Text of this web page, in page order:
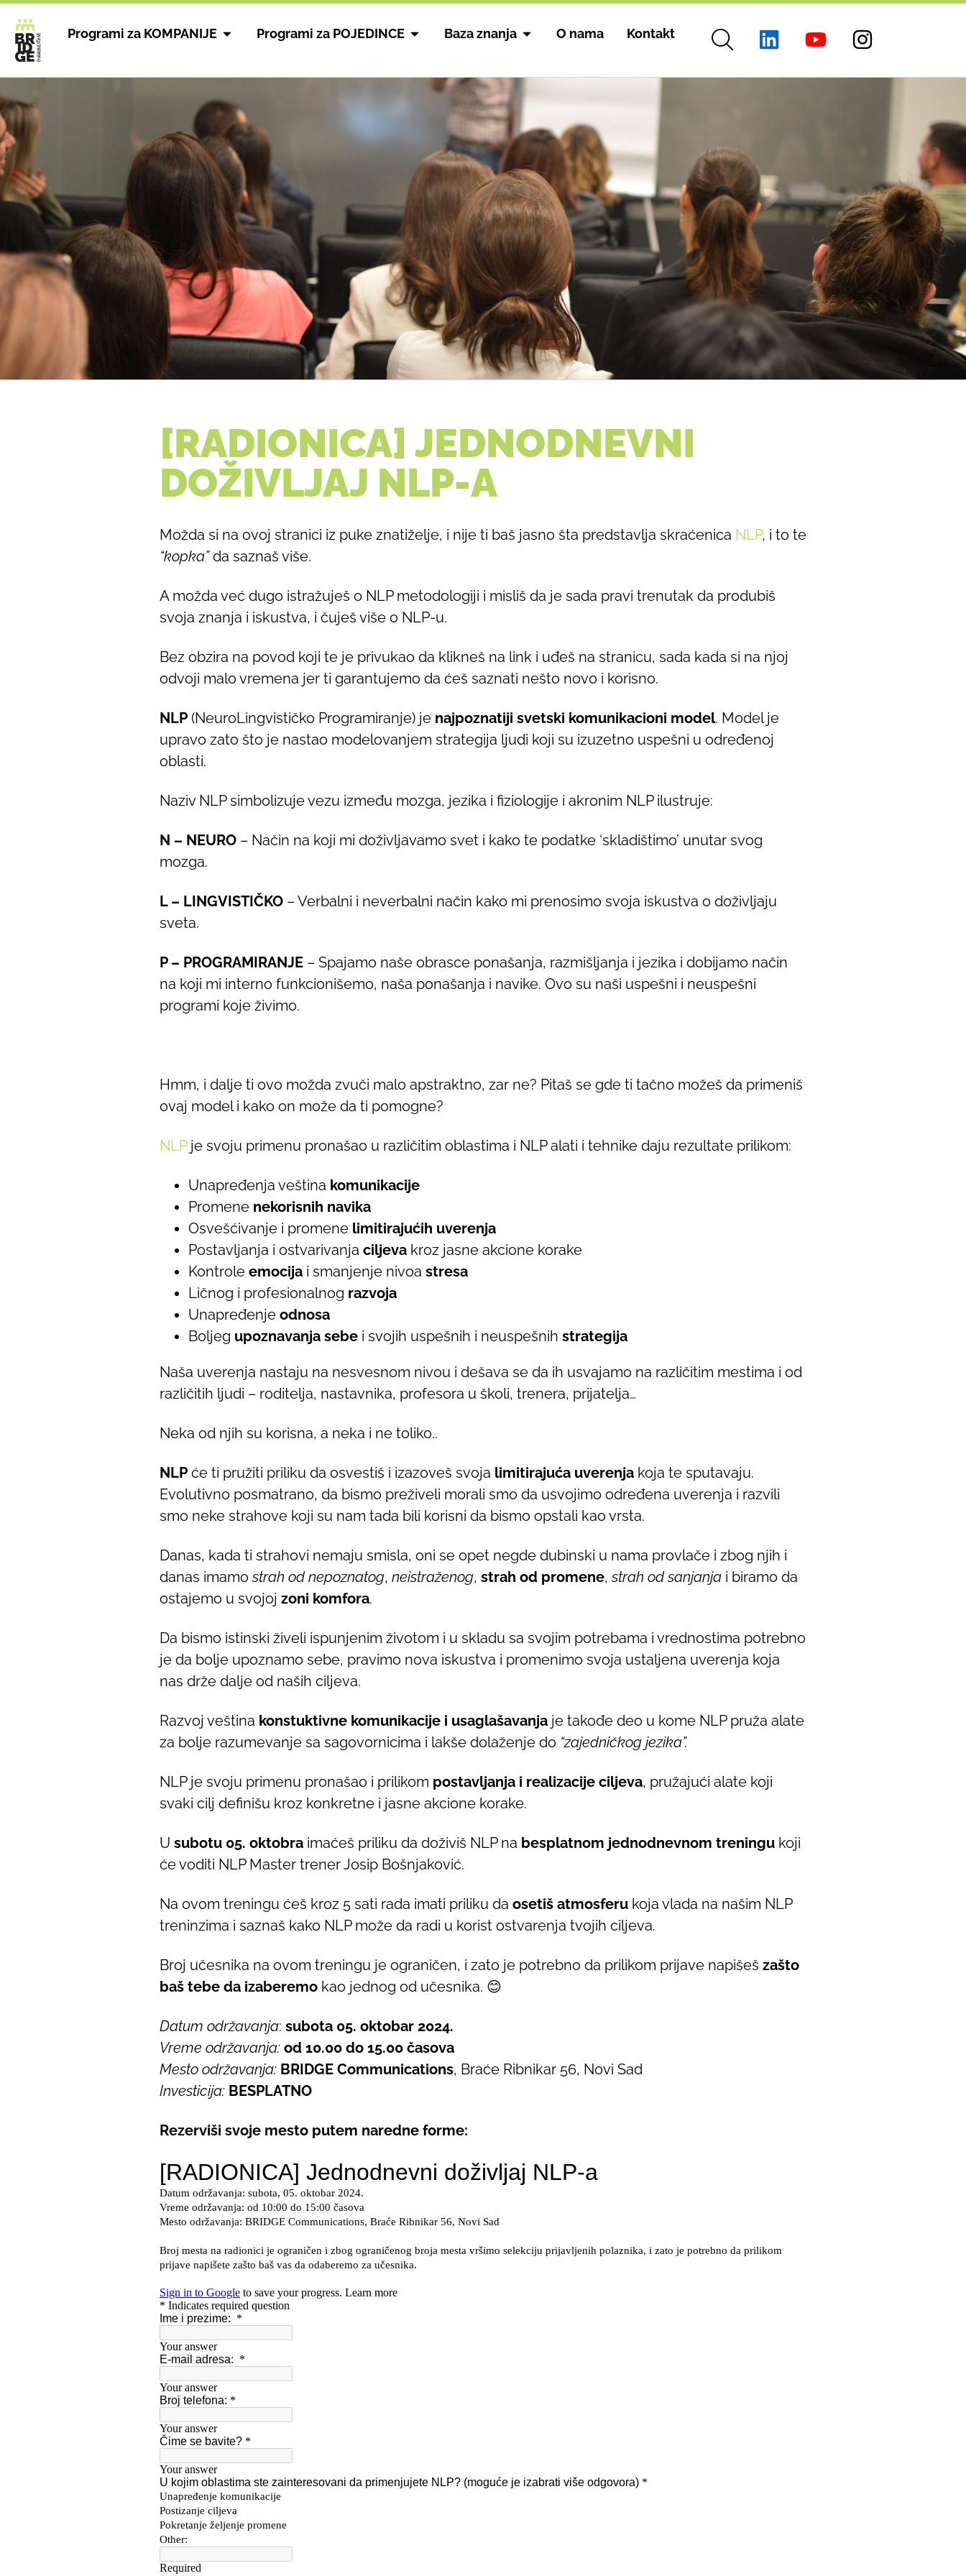
Programi za KOMPANIJE Programi za POJEDINCE Baza znanja O nama Kontakt
[RADIONICA] JEDNODNEVNI
DOŽIVLJAJ NLP-A
Možda si na ovoj stranici iz puke znatiželje, i nije ti baš jasno šta predstavlja skraćenica NLP, i to te
“kopka”da saznaš više.
A možda već dugo istražuješ o NLP metodologiji i misliš da je sada pravi trenutak da produbiš
svoja znanja i iskustva, i čuješ više o NLP-u.
Bez obzira na povod koji te je privukao da klikneš na link i uđeš na stranicu, sada kada si na njoj
odvoji malo vremena jer ti garantujemo da ćeš saznati nešto novo i korisno.
NLP (NeuroLingvističko Programiranje) je najpoznatiji svetski komunikacioni model. Model je
upravo zato što je nastao modelovanjem strategija ljudi koji su izuzetno uspešni u određenoj
oblasti.
Naziv NLP simbolizuje vezu između mozga, jezika i fiziologije i akronim NLP ilustruje:
N – NEURO – Način na koji mi doživljavamo svet i kako te podatke ‘skladištimo’ unutar svog
mozga.
L – LINGVISTIČKO – Verbalni i neverbalni način kako mi prenosimo svoja iskustva o doživljaju
sveta.
P – PROGRAMIRANJE – Spajamo naše obrasce ponašanja, razmišljanja i jezika i dobijamo način
na koji mi interno funkcionišemo, naša ponašanja i navike. Ovo su naši uspešni i neuspešni
programi koje živimo.
Hmm, i dalje ti ovo možda zvuči malo apstraktno, zar ne? Pitaš se gde ti tačno možeš da primeniš
ovaj model i kako on može da ti pomogne?
NLPje svoju primenu pronašao u različitim oblastima i NLP alati i tehnike daju rezultate prilikom:
Unapređenja veština komunikacije
Promene nekorisnih navika
Osvešćivanje i promene limitirajućih uverenja
Postavljanja i ostvarivanja ciljeva kroz jasne akcione korake
Kontrole emocija i smanjenje nivoa stresa
Ličnog i profesionalnog razvoja
Unapređenje odnosa
Boljeg upoznavanja sebe i svojih uspešnih i neuspešnih strategija
Naša uverenja nastaju na nesvesnom nivou i dešava se da ih usvajamo na različitim mestima i od
različitih ljudi – roditelja, nastavnika, profesora u školi, trenera, prijatelja…
Neka od njih su korisna, a neka i ne toliko..
NLP će ti pružiti priliku da osvestiš i izazoveš svoja limitirajuća uverenja koja te sputavaju.
Evolutivno posmatrano, da bismo preživeli morali smo da usvojimo određena uverenja i razvili
smo neke strahove koji su nam tada bili korisni da bismo opstali kao vrsta.
Danas, kada ti strahovi nemaju smisla, oni se opet negde dubinski u nama provlače i zbog njih i
danas imamostrah od nepoznatog, neistraženog, strah od promene,strah od sanjanja i biramo da
ostajemo u svojoj zoni komfora.
Da bismo istinski živeli ispunjenim životom i u skladu sa svojim potrebama i vrednostima potrebno
je da bolje upoznamo sebe, pravimo nova iskustva i promenimo svoja ustaljena uverenja koja
nas drže dalje od naših ciljeva.
Razvoj veština konstuktivne komunikacije i usaglašavanja je takođe deo u kome NLP pruža alate
za bolje razumevanje sa sagovornicima i lakše dolaženje do “zajedničkog jezika”.
NLP je svoju primenu pronašao i prilikom postavljanja i realizacije ciljeva, pružajući alate koji
svaki cilj definišu kroz konkretne i jasne akcione korake.
U subotu 05. oktobra imaćeš priliku da doživiš NLP na besplatnom jednodnevnom treningu koji
će voditi NLP Master trener Josip Bošnjaković.
Na ovom treningu ćeš kroz 5 sati rada imati priliku da osetiš atmosferu koja vlada na našim NLP
treninzima i saznaš kako NLP može da radi u korist ostvarenja tvojih ciljeva.
Broj učesnika na ovom treningu je ograničen, i zato je potrebno da prilikom prijave napišeš zašto
baš tebe da izaberemo kao jednog od učesnika. 😊
Datum održavanja: subota 05. oktobar 2024.
Vreme održavanja: od 10.00 do 15.00 časova
Mesto održavanja: BRIDGE Communications, Braće Ribnikar 56, Novi Sad
Investicija: BESPLATNO
Rezerviši svoje mesto putem naredne forme: